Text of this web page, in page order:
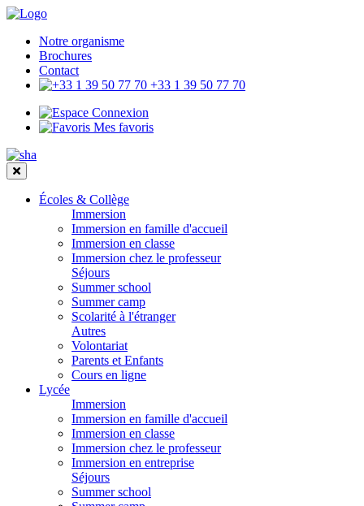
Notre organisme
Brochures
Contact
+33 1 39 50 77 70
Connexion
Mes favoris
Écoles & Collège
Immersion
Immersion en famille d'accueil
Immersion en classe
Immersion chez le professeur
Séjours
Summer school
Summer camp
Scolarité à l'étranger
Autres
Volontariat
Parents et Enfants
Cours en ligne
Lycée
Immersion
Immersion en famille d'accueil
Immersion en classe
Immersion chez le professeur
Immersion en entreprise
Séjours
Summer school